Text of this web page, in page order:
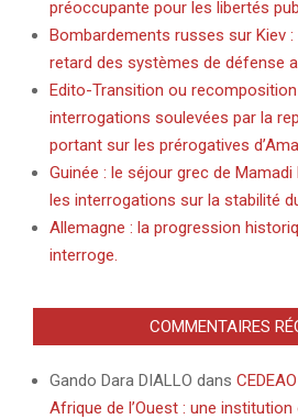
préoccupante pour les libertés
Bombardements russes sur Kiev
retard des systèmes de défense
Edito-Transition ou
interrogations soulevées par la
portant sur les prérogatives
Guinée : le séjour grec de
les interrogations sur la stabilité
Allemagne : la progression
interroge.
COMMENTAIRES
Gando Dara DIALLO dans
Afrique de l’Ouest : une